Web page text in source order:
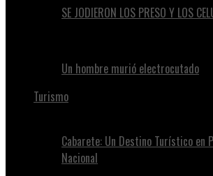
SE JODIERON LOS PRESO Y LOS
Un hombre murió electrocutado
Turismo
Cabarete: Un Destino Turístico en
Nacional